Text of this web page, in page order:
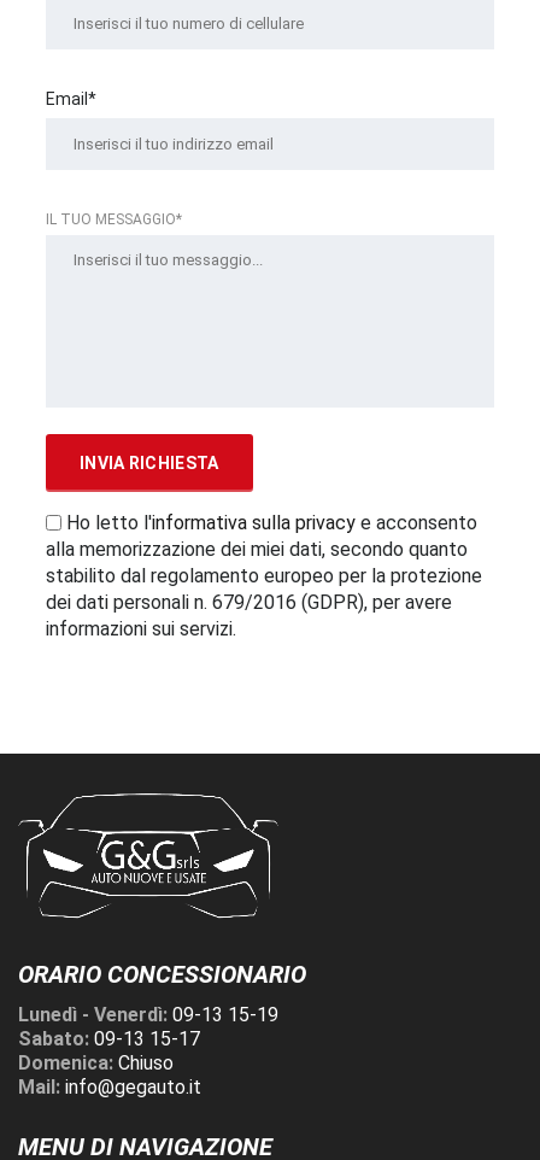
Email*
IL TUO MESSAGGIO*
Ho letto l'informativa sulla privacy e acconsento
alla memorizzazione dei miei dati, secondo quanto
stabilito dal regolamento europeo per la protezione
dei dati personali n. 679/2016 (GDPR), per avere
informazioni sui servizi.
ORARIO CONCESSIONARIO
Lunedì - Venerdì: 09-13 15-19
Sabato: 09-13 15-17
Domenica: Chiuso
Mail: info@gegauto.it
MENU DI NAVIGAZIONE